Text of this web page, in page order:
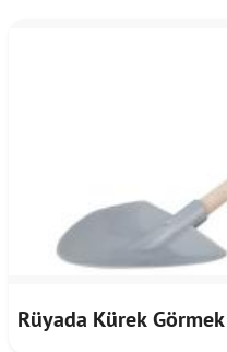
Rüyada Kürek Görmek